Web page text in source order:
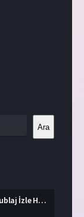
Ara
Alita Savaş Meleği 2 Türkçe Dublaj İzle HD Film